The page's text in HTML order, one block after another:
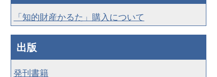
「知的財産かるた」購入について
出版
発刊書籍